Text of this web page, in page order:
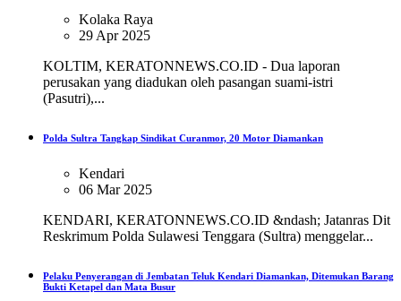
Kolaka Raya
29 Apr 2025
KOLTIM, KERATONNEWS.CO.ID - Dua laporan
perusakan yang diadukan oleh pasangan suami-istri
(Pasutri),...
Polda Sultra Tangkap Sindikat Curanmor, 20 Motor Diamankan
Kendari
06 Mar 2025
KENDARI, KERATONNEWS.CO.ID &ndash; Jatanras Dit
Reskrimum Polda Sulawesi Tenggara (Sultra) menggelar...
Pelaku Penyerangan di Jembatan Teluk Kendari Diamankan, Ditemukan Barang
Bukti Ketapel dan Mata Busur